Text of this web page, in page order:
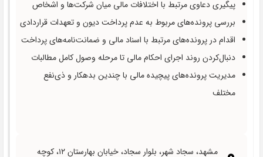
پیگیری دعاوی مرتبط با اختلافات مالی میان شرکت‌ها و اشخاص
بررسی پرونده‌های مربوط به عدم پرداخت دیون و تعهدات قراردادی
اقدام در پرونده‌های مرتبط با اسناد مالی و ضمانت‌نامه‌های پرداخت
دنبال‌کردن روند اجرای احکام مالی تا مرحله وصول کامل مطالبات
مدیریت پرونده‌های پیچیده مالی با چندین بدهکار و ذی‌نفع
مختلف
مشهد، سجاد شهر، بلوار سجاد، خیابان بهارستان ۱۲، کوچه